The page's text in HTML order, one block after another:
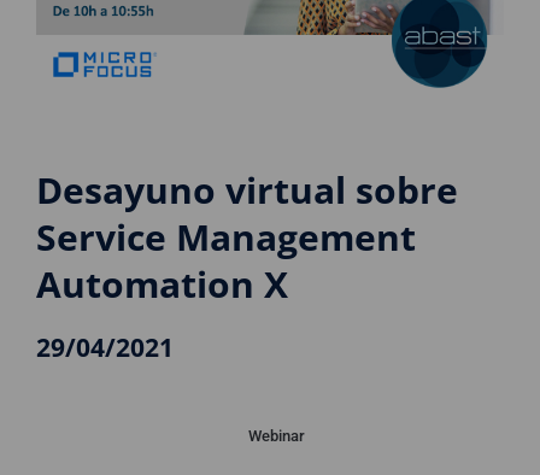
Desayuno virtual sobre
Service Management
Automation X
29/04/2021
Webinar